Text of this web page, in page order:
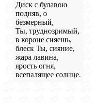
Диск с булавою
подняв, о
безмерный,
Ты, труднозримый,
в короне сияешь,
блеск Ты, сияние,
жара лавина,
ярость огня,
всепалящее солнце.